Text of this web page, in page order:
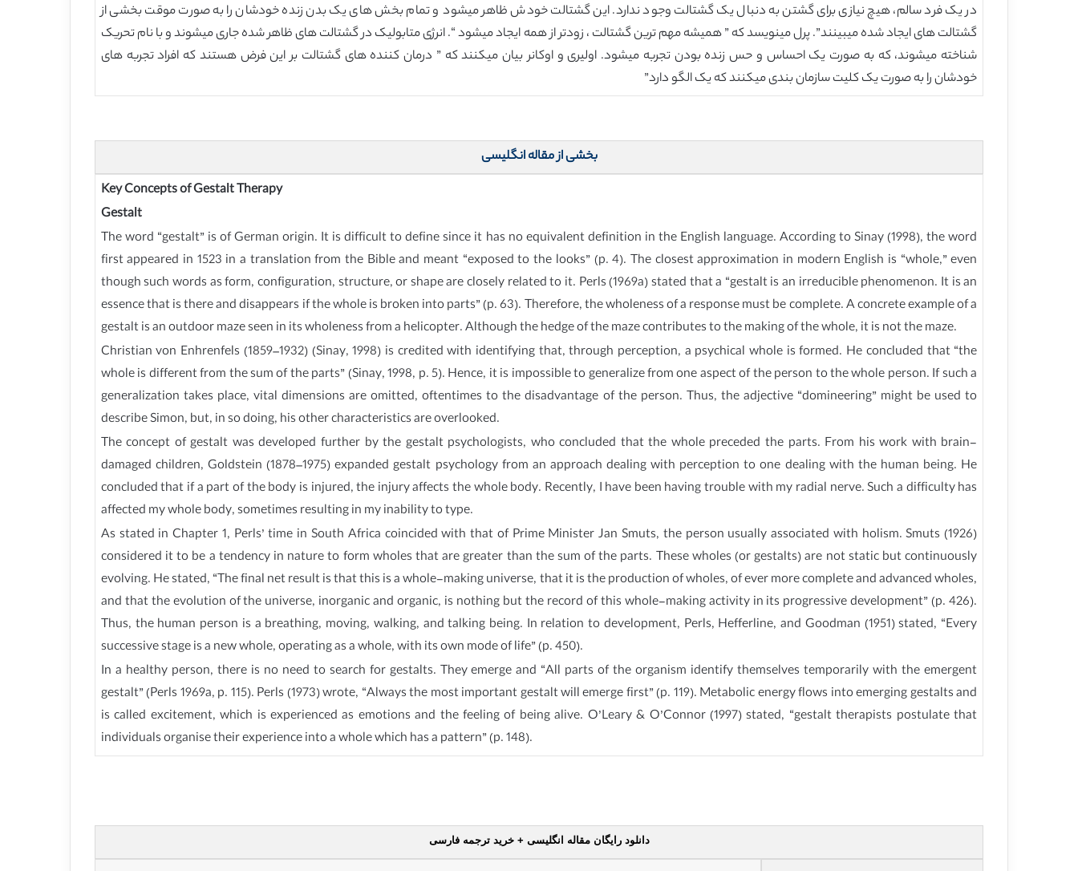
در یک فرد سالم، هیچ نیازی برای گشتن به دنبال یک گشتالت وجود ندارد. این گشتالت خودش ظاهر میشود و تمام بخش های یک بدن زنده خودشان را به صورت موقت بخشی از
گشتالت های ایجاد شده میبینند”. پرل مینویسد که ” همیشه مهم ترین گشتالت ، زودتر از همه ایجاد میشود “. انرژی متابولیک در گشتالت های ظاهر شده جاری میشوند و با نام تحریک
شناخته میشوند، که به صورت یک احساس و حس زنده بودن تجربه میشود. اولیری و اوکانر بیان میکنند که ” درمان کننده های گشتالت بر این فرض هستند که افراد تجربه های
خودشان را به صورت یک کلیت سازمان بندی میکنند که یک الگو دارد”
بخشی از مقاله انگلیسی
Key Concepts of Gestalt Therapy
Gestalt
The word “gestalt” is of German origin. It is difficult to define since it has no equivalent definition in the English language. According to Sinay (1998), the word
first appeared in 1523 in a translation from the Bible and meant “exposed to the looks” (p. 4). The closest approximation in modern English is “whole,” even
though such words as form, configuration, structure, or shape are closely related to it. Perls (1969a) stated that a “gestalt is an irreducible phenomenon. It is an
essence that is there and disappears if the whole is broken into parts” (p. 63). Therefore, the wholeness of a response must be complete. A concrete example of a
gestalt is an outdoor maze seen in its wholeness from a helicopter. Although the hedge of the maze contributes to the making of the whole, it is not the maze.
Christian von Enhrenfels (1859–1932) (Sinay, 1998) is credited with identifying that, through perception, a psychical whole is formed. He concluded that “the
whole is different from the sum of the parts” (Sinay, 1998, p. 5). Hence, it is impossible to generalize from one aspect of the person to the whole person. If such a
generalization takes place, vital dimensions are omitted, oftentimes to the disadvantage of the person. Thus, the adjective “domineering” might be used to
describe Simon, but, in so doing, his other characteristics are overlooked.
The concept of gestalt was developed further by the gestalt psychologists, who concluded that the whole preceded the parts. From his work with brain-
damaged children, Goldstein (1878–1975) expanded gestalt psychology from an approach dealing with perception to one dealing with the human being. He
concluded that if a part of the body is injured, the injury affects the whole body. Recently, I have been having trouble with my radial nerve. Such a difficulty has
affected my whole body, sometimes resulting in my inability to type.
As stated in Chapter 1, Perls’ time in South Africa coincided with that of Prime Minister Jan Smuts, the person usually associated with holism. Smuts (1926)
considered it to be a tendency in nature to form wholes that are greater than the sum of the parts. These wholes (or gestalts) are not static but continuously
evolving. He stated, “The final net result is that this is a whole-making universe, that it is the production of wholes, of ever more complete and advanced wholes,
and that the evolution of the universe, inorganic and organic, is nothing but the record of this whole-making activity in its progressive development” (p. 426).
Thus, the human person is a breathing, moving, walking, and talking being. In relation to development, Perls, Hefferline, and Goodman (1951) stated, “Every
successive stage is a new whole, operating as a whole, with its own mode of life” (p. 450).
In a healthy person, there is no need to search for gestalts. They emerge and “All parts of the organism identify themselves temporarily with the emergent
gestalt” (Perls 1969a, p. 115). Perls (1973) wrote, “Always the most important gestalt will emerge first” (p. 119). Metabolic energy flows into emerging gestalts and
is called excitement, which is experienced as emotions and the feeling of being alive. O’Leary & O’Connor (1997) stated, “gestalt therapists postulate that
individuals organise their experience into a whole which has a pattern” (p. 148).
دانلود رایگان مقاله انگلیسی + خرید ترجمه فارسی